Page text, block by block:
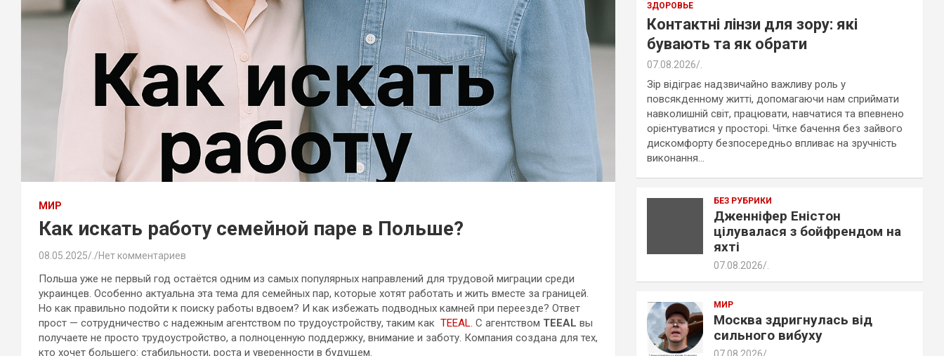
МИР
Как искать работу семейной паре в Польше?
08.05.2025 Нет комментариев
Польша уже не первый год остаётся одним из самых популярных направлений для трудовой миграции среди
украинцев. Особенно актуальна эта тема для семейных пар, которые хотят работать и жить вместе за границей.
Но как правильно подойти к поиску работы вдвоем? И как избежать подводных камней при переезде? Ответ
прост — сотрудничество с надежным агентством по трудоустройству, таким как TEEAL . С агентством TEEAL вы
получаете не просто трудоустройство, а полноценную поддержку, внимание и заботу. Компания создана для тех,
кто хочет большего: стабильности, роста и уверенности в будущем.
ЗДОРОВЬЕ
Контактні лінзи для зору: які
бувають та як обрати
07.08.2026
Зір відіграє надзвичайно важливу роль у
повсякденному житті, допомагаючи нам сприймати
навколишній світ, працювати, навчатися та впевнено
орієнтуватися у просторі. Чітке бачення без зайвого
дискомфорту безпосередньо впливає на зручність
виконання…
БЕЗ РУБРИКИ
Дженніфер Еністон
цілувалася з бойфрендом на
яхті
07.08.2026
МИР
Москва здригнулась від
сильного вибуху